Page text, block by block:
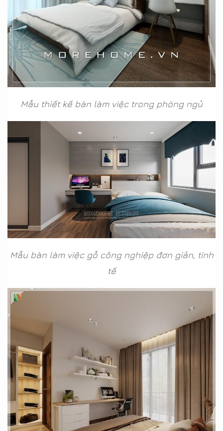
Mẫu thiết kế bàn làm việc trong phòng ngủ
Mẫu bàn làm việc gỗ công nghiệp đơn giản, tinh
tế